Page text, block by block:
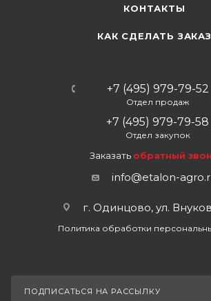
КОНТАКТЫ
КАК СДЕЛАТЬ ЗАКАЗ
+7 (495) 979-79-52
Отдел продаж
+7 (495) 979-79-58
Отдел закупок
Заказать обратный
info@etalon-
г. Одинцово, ул.
Политика обработки
ПОДПИСАТЬСЯ НА РАССЫЛКУ